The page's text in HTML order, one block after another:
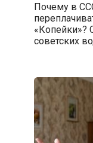
Почему в
советских